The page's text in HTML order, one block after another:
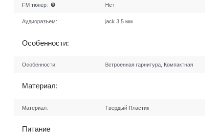
FM тюнер: Нет
Аудиоразъем: jack 3,5 мм
Особенности:
Особенности: Встроенная гарнитура, Компактная
Материал:
Материал: Твердый Пластик
Питание